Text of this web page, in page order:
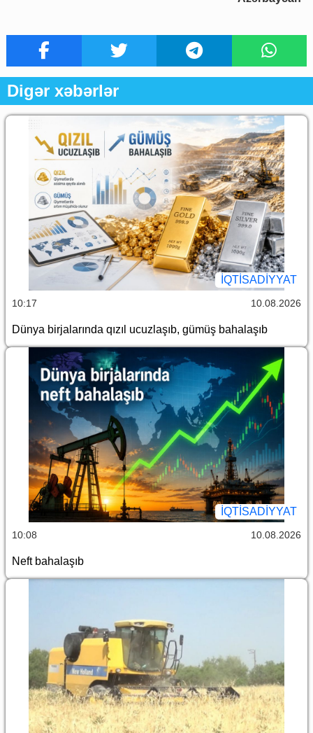
Digər xəbərlər
İQTİSADİYYAT
10:17 10.08.2026
Dünya birjalarında qızıl ucuzlaşıb, gümüş bahalaşıb
İQTİSADİYYAT
10:08 10.08.2026
Neft bahalaşıb